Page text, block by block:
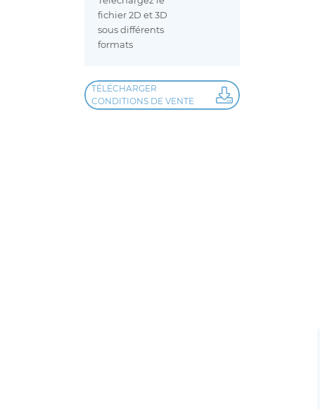
fichier 2D et 3D
sous différents
formats
TÉLÉCHARGER
CONDITIONS DE VENTE